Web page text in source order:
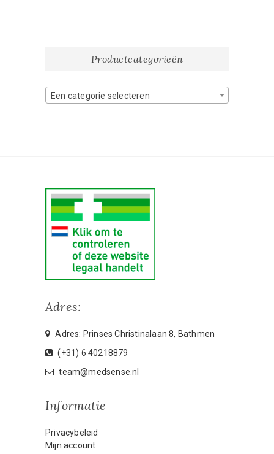
Productcategorieën
Een categorie selecteren
Adres:
Adres: Prinses Christinalaan 8, Bathmen
(+31) 6 40218879
team@medsense.nl
Informatie
Privacybeleid
Mijn account